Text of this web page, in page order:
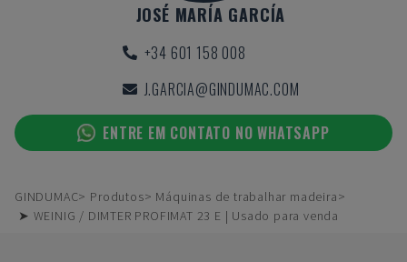
JOSÉ MARÍA GARCÍA
+34 601 158 008
J.GARCIA@GINDUMAC.COM
ENTRE EM CONTATO NO WHATSAPP
GINDUMAC Produtos
Máquinas de trabalhar madeira
➤ WEINIG / DIMTER PROFIMAT 23 E | Usado para venda